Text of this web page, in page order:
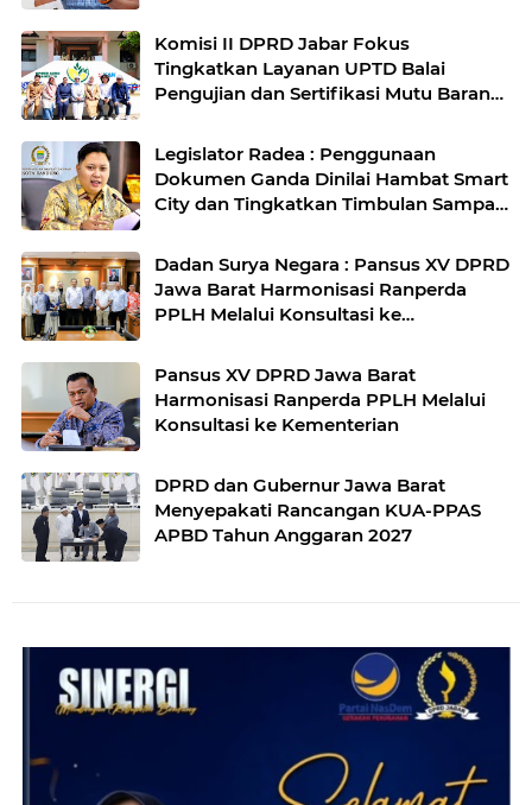
Komisi II DPRD Jabar Fokus
Tingkatkan Layanan UPTD Balai
Pengujian dan Sertifikasi Mutu Barang
Legislator Radea : Penggunaan
Dokumen Ganda Dinilai Hambat Smart
City dan Tingkatkan Timbulan Sampah
Dadan Surya Negara : Pansus XV DPRD
Jawa Barat Harmonisasi Ranperda
PPLH Melalui Konsultasi ke
Pansus XV DPRD Jawa Barat
Harmonisasi Ranperda PPLH Melalui
Konsultasi ke Kementerian
DPRD dan Gubernur Jawa Barat
Menyepakati Rancangan KUA-PPAS
APBD Tahun Anggaran 2027